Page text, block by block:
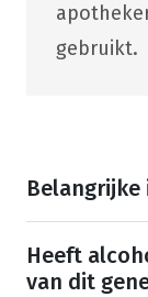
gebruikt.
Heeft
van dit